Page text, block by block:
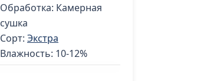
Обработка: Камерная
сушка
Сорт: Экстра
Влажность: 10-12%